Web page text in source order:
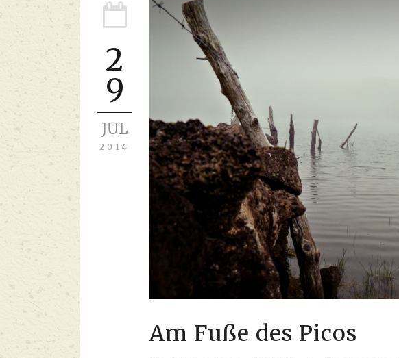
2
9
JUL
2014
Am Fuße des Picos